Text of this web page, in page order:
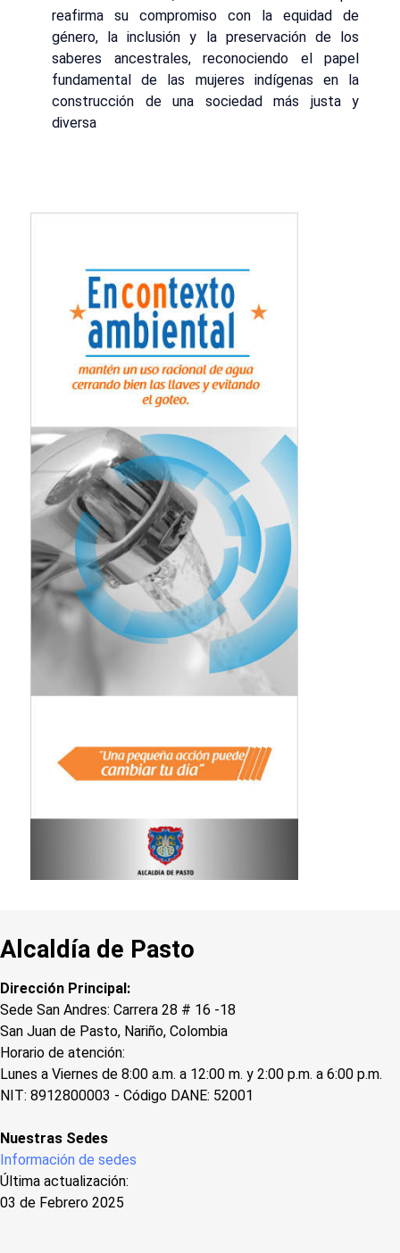
reafirma su compromiso con la equidad de
género, la inclusión y la preservación de los
saberes ancestrales, reconociendo el papel
fundamental de las mujeres indígenas en la
construcción de una sociedad más justa y
diversa
Alcaldía de Pasto
Dirección Principal:
Sede San Andres: Carrera 28 # 16 -18
San Juan de Pasto, Nariño, Colombia
Horario de atención:
Lunes a Viernes de 8:00 a.m. a 12:00 m. y 2:00 p.m. a 6:00 p.m.
NIT: 8912800003 - Código DANE: 52001
Nuestras Sedes
Información de sedes
Última actualización:
03 de Febrero 2025